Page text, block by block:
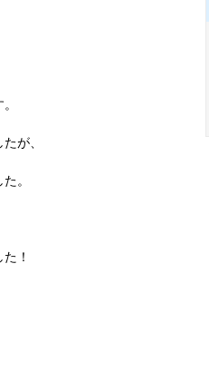
が、
。
！